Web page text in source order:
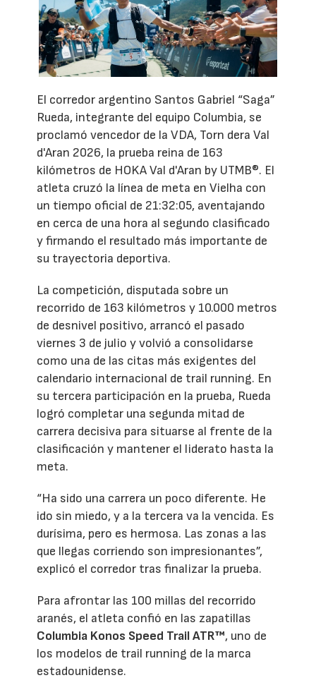
El corredor argentino Santos Gabriel “Saga”
Rueda, integrante del equipo Columbia, se
proclamó vencedor de la VDA, Torn dera Val
d'Aran 2026, la prueba reina de 163
kilómetros de HOKA Val d'Aran by UTMB®. El
atleta cruzó la línea de meta en Vielha con
un tiempo oficial de 21:32:05, aventajando
en cerca de una hora al segundo clasificado
y firmando el resultado más importante de
su trayectoria deportiva.
La competición, disputada sobre un
recorrido de 163 kilómetros y 10.000 metros
de desnivel positivo, arrancó el pasado
viernes 3 de julio y volvió a consolidarse
como una de las citas más exigentes del
calendario internacional de trail running. En
su tercera participación en la prueba, Rueda
logró completar una segunda mitad de
carrera decisiva para situarse al frente de la
clasificación y mantener el liderato hasta la
meta.
“Ha sido una carrera un poco diferente. He
ido sin miedo, y a la tercera va la vencida. Es
durísima, pero es hermosa. Las zonas a las
que llegas corriendo son impresionantes”,
explicó el corredor tras finalizar la prueba.
Para afrontar las 100 millas del recorrido
aranés, el atleta confió en las zapatillas
Columbia Konos Speed Trail ATR™, uno de
los modelos de trail running de la marca
estadounidense.